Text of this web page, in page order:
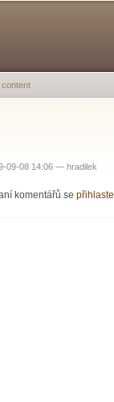
content
09-08 14:06 — hradilek
komentářů se přihlaste